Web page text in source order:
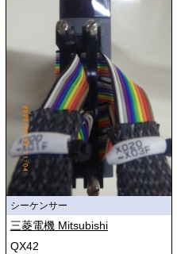
シーケンサー
三菱電機 Mitsubishi
QX42